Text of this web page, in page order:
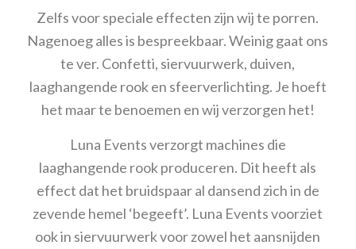
Zelfs voor speciale effecten zijn wij te porren.
Nagenoeg alles is bespreekbaar. Weinig gaat ons
te ver. Confetti, siervuurwerk, duiven,
laaghangende rook en sfeerverlichting. Je hoeft
het maar te benoemen en wij verzorgen het!
Luna Events verzorgt machines die
laaghangende rook produceren. Dit heeft als
effect dat het bruidspaar al dansend zich in de
zevende hemel ‘begeeft’. Luna Events voorziet
ook in siervuurwerk voor zowel het aansnijden